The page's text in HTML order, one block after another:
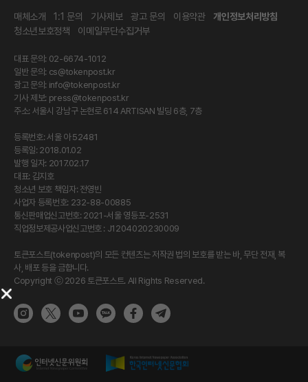
매체소개 1:1 문의 기사제보 광고 문의 이용약관
개인정보처리방침
청소년보호정책
이메일무단수집거부
대표 문의: 02-6674-1012
일반 문의: cs@tokenpost.kr
광고 문의: info@tokenpost.kr
기사 제보: press@tokenpost.kr
주소: 서울시 강남구 논현로 614 ARTISAN 빌딩 6층, 7층
등록번호: 서울 아 52481
등록일: 2018.01.02
발행 일자: 2017.02.17
대표: 김지호
청소년 보호 책임자: 전영빈
사업자 등록번호: 232-88-00885
통신판매업신고번호: 2021-서울 영등포-2531
직업정보제공사업신고번호 : J1204020230009
토큰포스트(tokenpost)의 모든 컨텐츠는 저작권 법의 보호를 받는 바, 무단 전재, 복
사, 배포 등을 금합니다.
Copyright ⓒ 2026 토큰포스트. All Rights Reserved.